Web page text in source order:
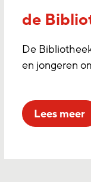
de
De
en jongeren
lees meer